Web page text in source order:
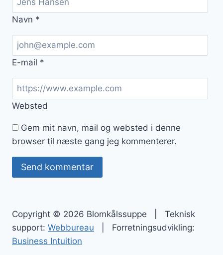
Navn *
E-mail *
Websted
Gem mit navn, mail og websted i denne
browser til næste gang jeg kommenterer.
Copyright © 2026 Blomkålssuppe | Teknisk
support: Webbureau | Forretningsudvikling:
Business Intuition